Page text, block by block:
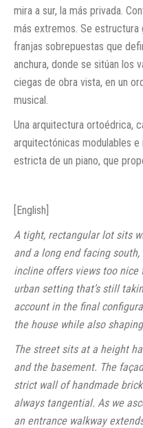
mira a sur, la más privada.
más extremos. Se
franjas sobrepuestas que
anchura, donde se sitúan los
ciegas de obra vista, en un
musical.
Una arquitectura ortoédrica,
arquitectónicas modulables
estricta de un piano, que
[English]
A tight, rectangular lot sits
and a long end facing
incline offers views too
urban setting that’s still
account in the final
the house while also
The street sits at a height
and the basement. The
strict wall of handmade
always tangential. As we
an entrance walkway